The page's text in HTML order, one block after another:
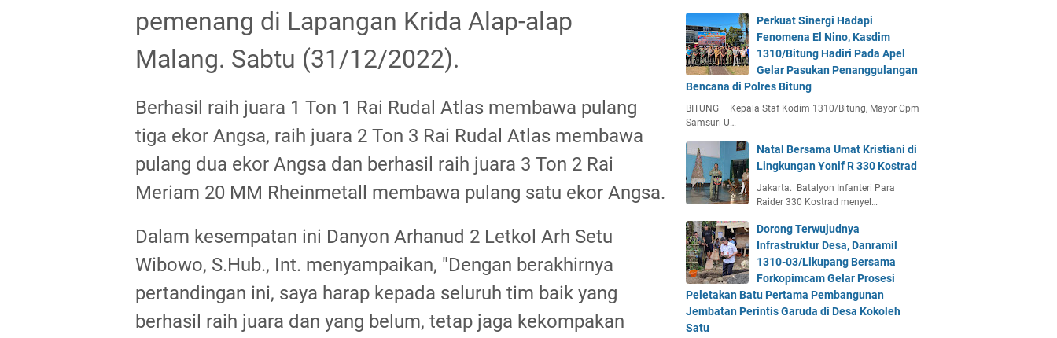
pemenang di Lapangan Krida Alap-alap
Malang. Sabtu (31/12/2022).
Berhasil raih juara 1 Ton 1 Rai Rudal Atlas membawa pulang
tiga ekor Angsa, raih juara 2 Ton 3 Rai Rudal Atlas membawa
pulang dua ekor Angsa dan berhasil raih juara 3 Ton 2 Rai
Meriam 20 MM Rheinmetall membawa pulang satu ekor Angsa.
Dalam kesempatan ini Danyon Arhanud 2 Letkol Arh Setu
Wibowo, S.Hub., Int. menyampaikan, "Dengan berakhirnya
pertandingan ini, saya harap kepada seluruh tim baik yang
berhasil raih juara dan yang belum, tetap jaga kekompakan
Perkuat Sinergi Hadapi
Fenomena El Nino, Kasdim
1310/Bitung Hadiri Pada Apel
Gelar Pasukan Penanggulangan
Bencana di Polres Bitung
BITUNG – Kepala Staf Kodim 1310/Bitung, Mayor Cpm
Samsuri U…
Natal Bersama Umat Kristiani di
Lingkungan Yonif R 330 Kostrad
Jakarta. Batalyon Infanteri Para
Raider 330 Kostrad menyel…
Dorong Terwujudnya
Infrastruktur Desa, Danramil
1310-03/Likupang Bersama
Forkopimcam Gelar Prosesi
Peletakan Batu Pertama Pembangunan
Jembatan Perintis Garuda di Desa Kokoleh
Satu